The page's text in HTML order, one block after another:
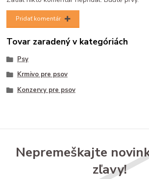
Pridať komentár
Tovar zaradený v kategóriách
Psy
Krmivo pre psov
Konzervy pre psov
Nepremeškajte
zľavy!